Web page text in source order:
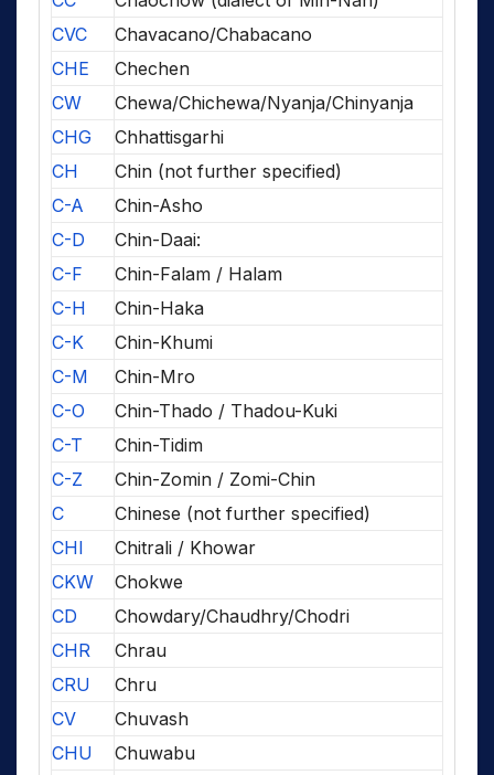
CVC
Chavacano/Chabacano
CHE
Chechen
CW
Chewa/Chichewa/Nyanja/Chinyanja
CHG
Chhattisgarhi
CH
Chin (not further specified)
C-A
Chin-Asho
C-D
Chin-Daai:
C-F
Chin-Falam / Halam
C-H
Chin-Haka
C-K
Chin-Khumi
C-M
Chin-Mro
C-O
Chin-Thado / Thadou-Kuki
C-T
Chin-Tidim
C-Z
Chin-Zomin / Zomi-Chin
C
Chinese (not further specified)
CHI
Chitrali / Khowar
CKW
Chokwe
CD
Chowdary/Chaudhry/Chodri
CHR
Chrau
CRU
Chru
CV
Chuvash
CHU
Chuwabu